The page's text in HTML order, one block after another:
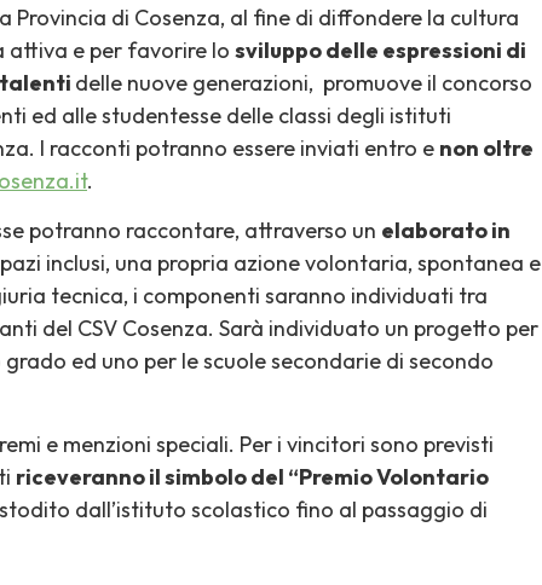
di Cosenza, al fine di diffondere la cultura
attiva e per favorire lo sviluppo delle espressioni di
delle nuove generazioni, promuove il concorso
ed alle studentesse delle classi degli istituti
I racconti potranno essere inviati entro e non oltre
.
potranno raccontare, attraverso un elaborato in
inclusi, una propria azione volontaria, spontanea e
tecnica, i componenti saranno individuati tra
del CSV Cosenza. Sarà individuato un progetto per
ed uno per le scuole secondarie di secondo
e menzioni speciali. Per i vincitori sono previsti
riceveranno il simbolo del “Premio Volontario
dall’istituto scolastico fino al passaggio di